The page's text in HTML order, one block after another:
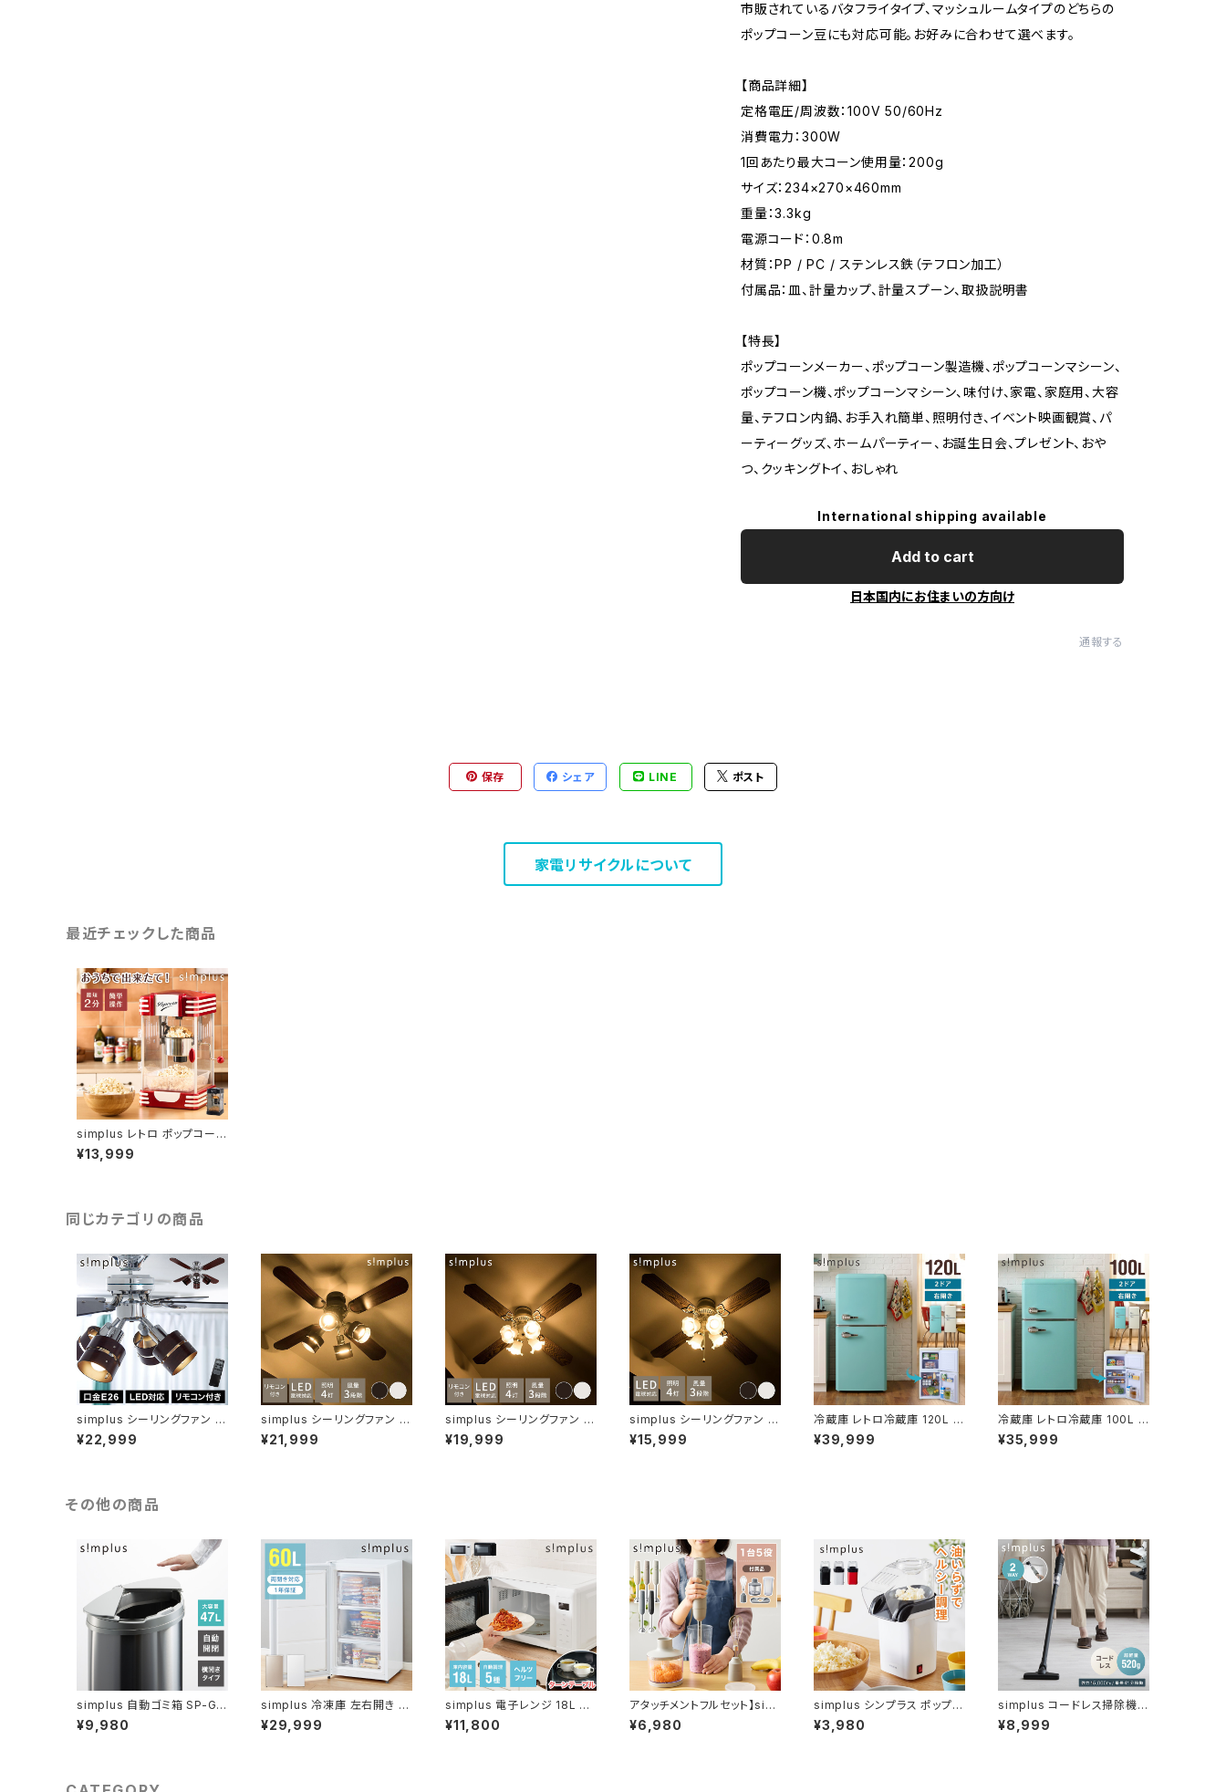
市販されているバタフライタイプ、マッシュルームタイプのどちらの
ポップコーン豆にも対応可能。お好みに合わせて選べます。
【商品詳細】
定格電圧/周波数：100V 50/60Hz
消費電力：300W
1回あたり最大コーン使用量：200g
サイズ：234×270×460mm
重量：3.3kg
電源コード：0.8m
材質：PP / PC / ステンレス鉄（テフロン加工）
付属品：皿、計量カップ、計量スプーン、取扱説明書
【特長】
ポップコーンメーカー、ポップコーン製造機、ポップコーンマシーン、
ポップコーン機、ポップコーンマシーン、味付け、家電、家庭用、大容
量、テフロン内鍋、お手入れ簡単、照明付き、イベント映画観賞、パ
ーティーグッズ、ホームパーティー、お誕生日会、プレゼント、おや
つ、クッキングトイ、おしゃれ
International shipping available
Add to cart
日本国内にお住まいの方向け
通報する
保存 シェア LINE ポスト
家電リサイクルについて
最近チェックした商品
simplus レトロ ポップコーン
メーカー ポップコーンマシン
味付け 家庭用 大容量 縁日
P-PM02
¥13,999
同じカテゴリの商品
simplus シーリングファン L
ED対応 照明4灯 リモコン操
作 風量3段階 天井照明 8畳
P-SLF01 シンプラス
¥22,999
simplus シーリングファン L
ED対応 照明4灯 リモコン操
作 風量3段階 天井照明 8畳
¥21,999
simplus シーリングファン L
ED対応 照明4灯 リモコン操
作 風量3段階 天井照明 8畳
¥19,999
simplus シーリングファン L
ED対応 照明4灯 風量3段階
天井照明 8畳 10畳 12畳 おし
¥15,999
冷蔵庫 レトロ冷蔵庫 120L 2
ドア 一人暮らし レトロ レトロ
カラー デザイン サブ 冷凍 冷
¥39,999
冷蔵庫 レトロ冷蔵庫 100L 2
ドア 一人暮らし レトロ レトロ
カラー デザイン サブ 冷凍 冷
¥35,999
その他の商品
simplus 自動ゴミ箱 SP-GB
K01 特許技術 自動開閉 47L
シンプラス 横開き ゴミ箱
¥9,980
simplus 冷凍庫 左右開き 6
0L 家庭用 小型 ノンフロン 前
開き 業務用 フリーザー ストッ
¥29,999
simplus 電子レンジ 18L タ
ーンテーブル式 ヘルツフリー
600W 500W 単機能 シンプ
¥11,800
アタッチメントフルセット】sim
plus ハンドブレンダー フード
プロセッサー ブレンダー ミキ
¥6,980
simplus シンプラス ポップコ
ーンメーカー SP-PM01
¥3,980
simplus コードレス掃除機
スティック ハンディ 2way 超
軽量 紙パック不要 超強力吸
¥8,999